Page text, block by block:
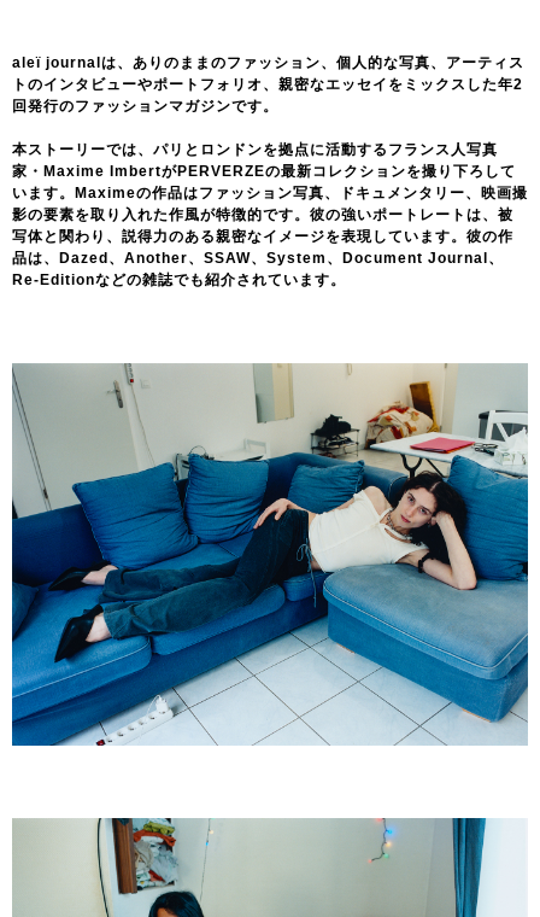
aleï journalは、ありのままのファッション、個人的な写真、アーティス
トのインタビューやポートフォリオ、親密なエッセイをミックスした年2
回発行のファッションマガジンです。
本ストーリーでは、パリとロンドンを拠点に活動するフランス人写真
家・Maxime ImbertがPERVERZEの最新コレクションを撮り下ろして
います。Maximeの作品はファッション写真、ドキュメンタリー、映画撮
影の要素を取り入れた作風が特徴的です。彼の強いポートレートは、被
写体と関わり、説得力のある親密なイメージを表現しています。彼の作
品は、Dazed、Another、SSAW、System、Document Journal、
Re-Editionなどの雑誌でも紹介されています。